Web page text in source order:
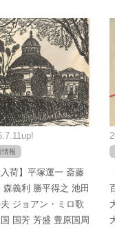
情報
荷】平塚運一 斎藤
森義利 勝平得之 池田
ジョアン・ミロ歌
国芳 芳盛 豊原国周